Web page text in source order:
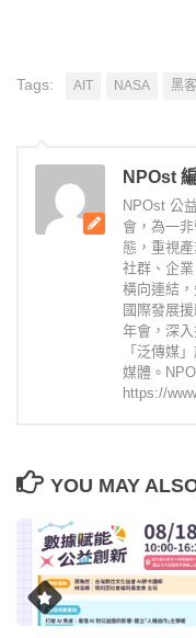
Tags: AIT NASA 黑
NPOst
NPOst 公
會，為一
態，重視
社群、企
橫向連結
國際發展
年會，深
「泛傳媒
媒體。
https://
YOU MAY